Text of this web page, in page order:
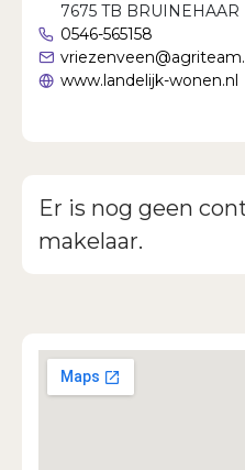
7675 TB BRUINEHAAR
0546-565158
www.landelijk-wonen.nl
Er is nog geen
makelaar.